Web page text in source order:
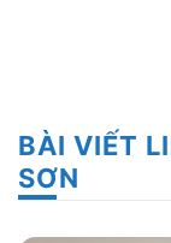
BÀI VIẾT
SƠN